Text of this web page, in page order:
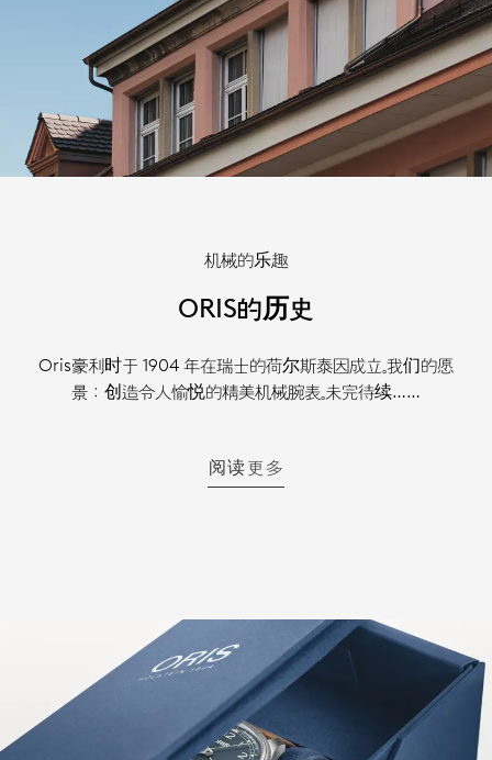
机械的乐趣
ORIS的历史
Oris豪利时于 1904 年在瑞士的荷尔斯泰因成立。我们的愿
景：创造令人愉悦的精美机械腕表。未完待续……
阅读更多